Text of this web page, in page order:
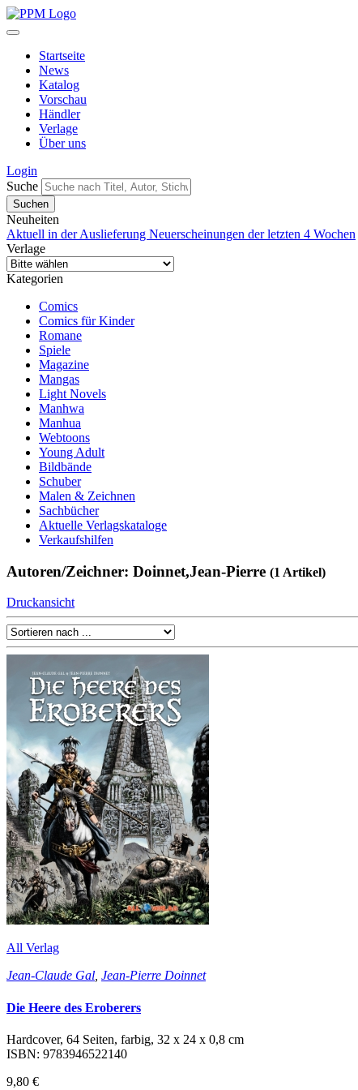
Startseite
News
Katalog
Vorschau
Händler
Verlage
Über uns
Login
Suche
Neuheiten
Aktuell in der Auslieferung Neuerscheinungen der letzten 4 Wochen
Verlage
Kategorien
Comics
Comics für Kinder
Romane
Spiele
Magazine
Mangas
Light Novels
Manhwa
Manhua
Webtoons
Young Adult
Bildbände
Schuber
Malen & Zeichnen
Sachbücher
Aktuelle Verlagskataloge
Verkaufshilfen
Autoren/Zeichner: Doinnet,Jean-Pierre (1 Artikel)
Druckansicht
All Verlag
Jean-Claude Gal, Jean-Pierre Doinnet
Die Heere des Eroberers
Hardcover, 64 Seiten, farbig, 32 x 24 x 0,8 cm
ISBN: 9783946522140
9,80 €